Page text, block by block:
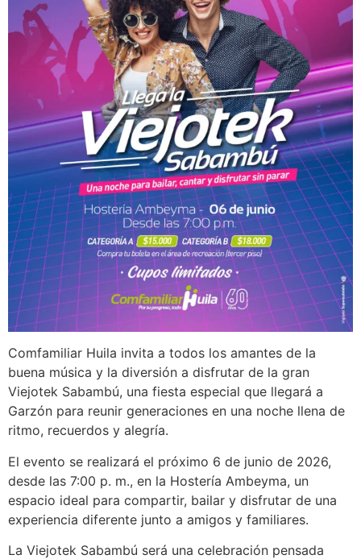
Comfamiliar Huila invita a todos los amantes de la
buena música y la diversión a disfrutar de la gran
Viejotek Sabambú, una fiesta especial que llegará a
Garzón para reunir generaciones en una noche llena de
ritmo, recuerdos y alegría.
El evento se realizará el próximo 6 de junio de 2026,
desde las 7:00 p. m., en la Hostería Ambeyma, un
espacio ideal para compartir, bailar y disfrutar de una
experiencia diferente junto a amigos y familiares.
La Viejotek Sabambú será una celebración pensada